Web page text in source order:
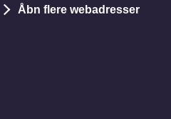
Åbn flere webadresser